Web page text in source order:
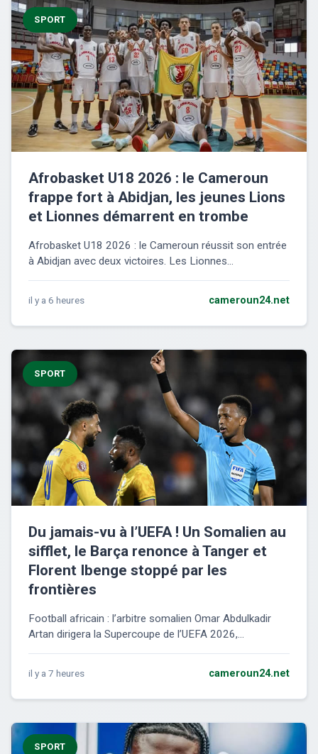
SPORT
Afrobasket U18 2026 : le Cameroun
frappe fort à Abidjan, les jeunes Lions
et Lionnes démarrent en trombe
Afrobasket U18 2026 : le Cameroun réussit son entrée
à Abidjan avec deux victoires. Les Lionnes...
il y a 6 heures cameroun24.net
SPORT
Du jamais-vu à l’UEFA ! Un Somalien au
sifflet, le Barça renonce à Tanger et
Florent Ibenge stoppé par les
frontières
Football africain : l’arbitre somalien Omar Abdulkadir
Artan dirigera la Supercoupe de l’UEFA 2026,...
il y a 7 heures cameroun24.net
SPORT